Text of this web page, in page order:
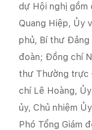
dự Hội nghị gồm
Quang Hiệp, Ủy
phủ, Bí thư Đảng
đoàn; Đồng chí
thư Thường trực
chí Lê Hoàng,
ủy, Chủ nhiệm
Phó Tổng Giám